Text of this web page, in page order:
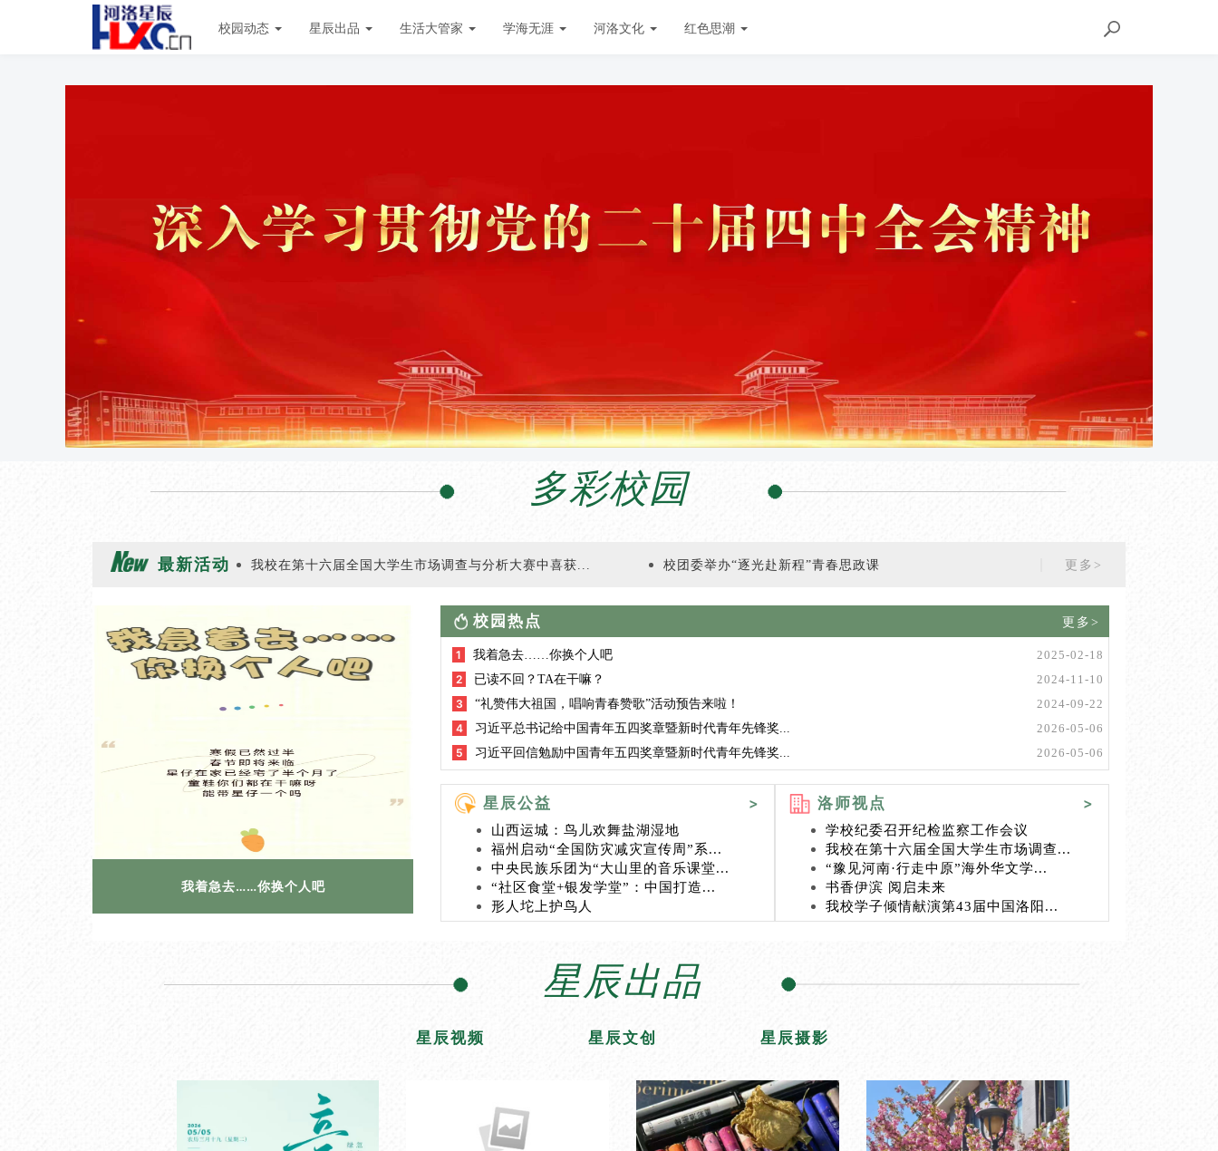
校园动态 星辰出品 生活大管家 学海无涯 河洛文化 红色思潮
多彩校园
最新活动 我校在第十六届全国大学生市场调查与分析大赛中喜获... 校团委举办“逐光赴新程”青春思政课 更多>
我着急去……你换个人吧
校园热点 更多>
1 我着急去……你换个人吧
2025-02-18
2
已读不回？TA在干嘛？
2024-11-10
3
“礼赞伟大祖国，唱响青春赞歌”活动预告来啦！
2024-09-22
4
习近平总书记给中国青年五四奖章暨新时代青年先锋奖...
2026-05-06
5
习近平回信勉励中国青年五四奖章暨新时代青年先锋奖... 2026-05-06
星辰公益 >
山西运城：鸟儿欢舞盐湖湿地
福州启动“全国防灾减灾宣传周”系...
中央民族乐团为“大山里的音乐课堂...
“社区食堂+银发学堂”：中国打造...
形人坨上护鸟人
洛师视点 >
学校纪委召开纪检监察工作会议
我校在第十六届全国大学生市场调查...
“豫见河南·行走中原”海外华文学...
书香伊滨 阅启未来
我校学子倾情献演第43届中国洛阳...
星辰出品
星辰视频 星辰文创 星辰摄影